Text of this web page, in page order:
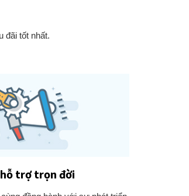
đãi tốt nhất.
trợ trọn đời